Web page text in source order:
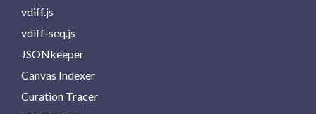
vdiff.js
vdiff-seq.js
JSONkeeper
Canvas Indexer
Curation Tracer